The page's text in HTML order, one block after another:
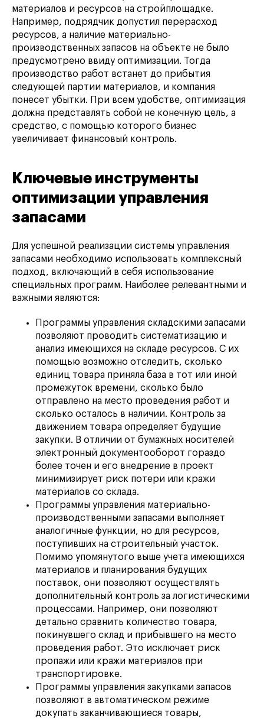
материалов и ресурсов на стройплощадке.
Например, подрядчик допустил перерасход
ресурсов, а наличие материально-
производственных запасов на объекте не было
предусмотрено ввиду оптимизации. Тогда
производство работ встанет до прибытия
следующей партии материалов, и компания
понесет убытки. При всем удобстве, оптимизация
должна представлять собой не конечную цель, а
средство, с помощью которого бизнес
увеличивает финансовый контроль.
Ключевые инструменты
оптимизации управления
запасами
Для успешной реализации системы управления
запасами необходимо использовать комплексный
подход, включающий в себя использование
специальных программ. Наиболее релевантными и
важными являются:
Программы управления складскими запасами
позволяют проводить систематизацию и
анализ имеющихся на складе ресурсов. С их
помощью возможно отследить, сколько
единиц товара приняла база в тот или иной
промежуток времени, сколько было
отправлено на место проведения работ и
сколько осталось в наличии. Контроль за
движением товара определяет будущие
закупки. В отличии от бумажных носителей
электронный документооборот гораздо
более точен и его внедрение в проект
минимизирует риск потери или кражи
материалов со склада.
Программы управления материально-
производственными запасами выполняет
аналогичные функции, но для ресурсов,
поступивших на строительный участок.
Помимо упомянутого выше учета имеющихся
материалов и планирования будущих
поставок, они позволяют осуществлять
дополнительный контроль за логистическими
процессами. Например, они позволяют
детально сравнить количество товара,
покинувшего склад и прибывшего на место
проведения работ. Это исключает риск
пропажи или кражи материалов при
транспортировке.
Программы управления закупками запасов
позволяют в автоматическом режиме
докупать заканчивающиеся товары,